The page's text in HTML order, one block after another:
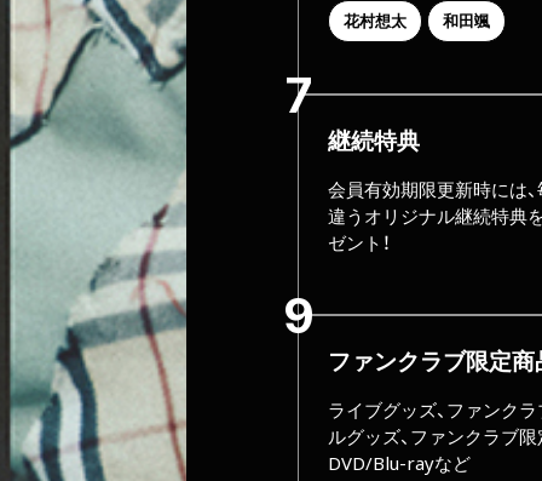
花村想太 和田颯
継続特典
会員有効期限更新時には
違うオリジナル継続特典
ゼント！
ファンクラブ限定
ライブグッズ、ファンク
ルグッズ、ファンクラブ限
DVD/Blu-rayなど